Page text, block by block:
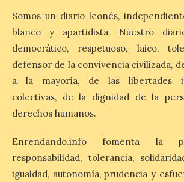
MADO Madrid Orgullo
2026 vuelve a situarse
como uno de los
principales motores
económicos y turísticos de
Madrid
El gasto total aumentó un
1,4 % respecto al año
Somos un diario leonés,
blanco y apartidista. Nuestro
democrático, respetuoso, laico,
defensor de la convivencia civilizada,
a la mayoría, de las libertades
colectivas, de la dignidad de la
derechos humanos.
Enrendando.info fomenta la
responsabilidad, tolerancia,
igualdad, autonomía, prudencia y